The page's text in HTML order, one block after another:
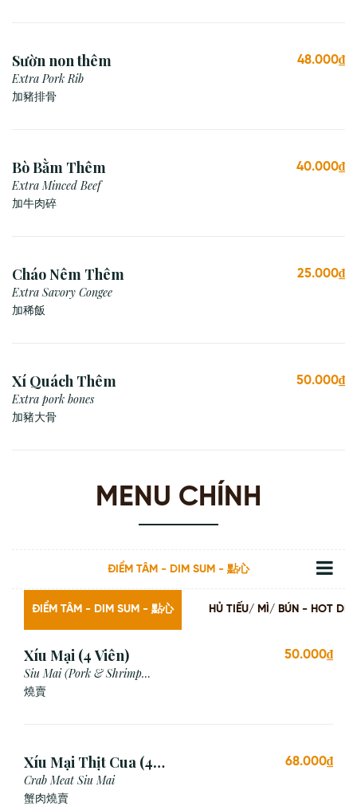
Sườn non thêm
Extra Pork Rib
加豬排骨
48.000₫
Bò Bằm Thêm
Extra Minced Beef
加牛肉碎
40.000₫
Cháo Nêm Thêm
Extra Savory Congee
加稀飯
25.000₫
Xí Quách Thêm
Extra pork bones
加豬大骨
50.000₫
MENU CHÍNH
ĐIỂM TÂM - DIM SUM - 點心
ĐIỂM TÂM - DIM SUM - 點心 HỦ TIẾU/ MÌ/ BÚN - HOT
Xíu Mại (4 Viên)
Siu Mai (Pork & Shrimp
Dumpling)
燒賣
50.000₫
Xíu Mại Thịt Cua (4
Viên)
Crab Meat Siu Mai
蟹肉燒賣
68.000₫